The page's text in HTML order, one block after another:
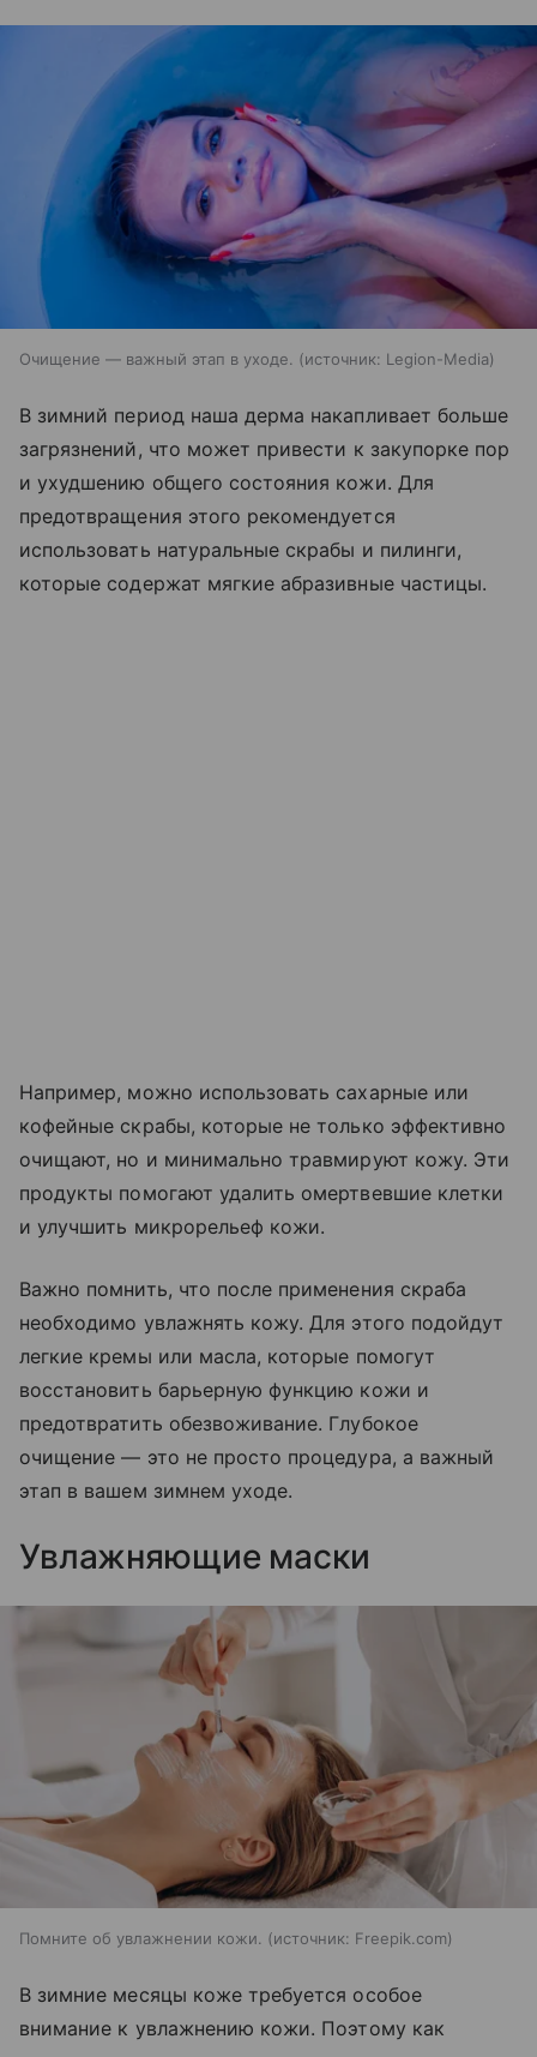
Очищение — важный этап в уходе. источник: Legion-Media
В зимний период наша дерма накапливает больше
загрязнений, что может привести к закупорке пор
и ухудшению общего состояния кожи. Для
предотвращения этого рекомендуется
использовать натуральные скрабы и пилинги,
которые содержат мягкие абразивные частицы.
Например, можно использовать сахарные или
кофейные скрабы, которые не только эффективно
очищают, но и минимально травмируют кожу. Эти
продукты помогают удалить омертвевшие клетки
и улучшить микрорельеф кожи.
Важно помнить, что после применения скраба
необходимо увлажнять кожу. Для этого подойдут
легкие кремы или масла, которые помогут
восстановить барьерную функцию кожи и
предотвратить обезвоживание. Глубокое
очищение — это не просто процедура, а важный
этап в вашем зимнем уходе.
Увлажняющие маски
Помните об увлажнении кожи. источник: Freepik.com
В зимние месяцы коже требуется особое
внимание к увлажнению кожи. Поэтому как